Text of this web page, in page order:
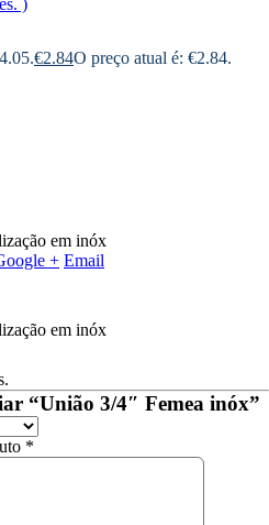
)
€2.84O preço atual é: €2.84.
em inóx
+ Email
em inóx
“União 3/4″ Femea inóx”
*